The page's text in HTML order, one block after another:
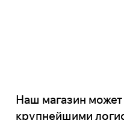
Наш магазин
крупнейшими